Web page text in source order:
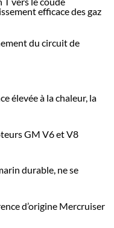
efficace des gaz
du circuit de
élevée à la chaleur, la
GM V6 et V8
durable, ne se
d’origine Mercruiser